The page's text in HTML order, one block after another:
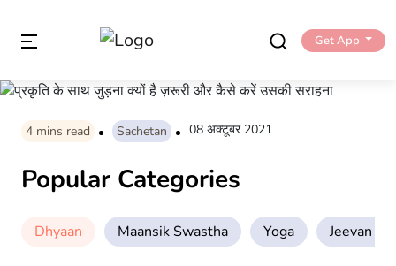
Get App
4 mins read Sachetan 08 अक्टूबर 2021
Popular Categories
Dhyaan Maansik Swastha Yoga Jeevan